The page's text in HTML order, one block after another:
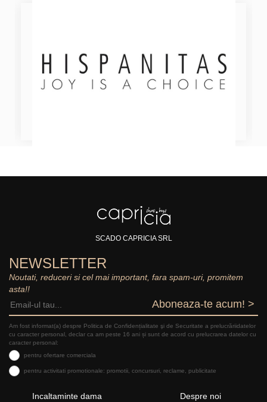
SCADO CAPRICIA SRL
NEWSLETTER
Noutati, reduceri si cel mai important, fara spam-uri, promitem
asta!!
Aboneaza-te acum! >
Am fost informat(a) despre Politica de Confidențialitate şi de Securitate a prelucrăriidatelor
cu caracter personal, declar ca am peste 16 ani și sunt de acord cu prelucrarea datelor cu
caracter personal:
pentru ofertare comerciala
pentru activitati promotionale: promotii, concursuri, reclame, publicitate
Incaltaminte dama
Despre noi